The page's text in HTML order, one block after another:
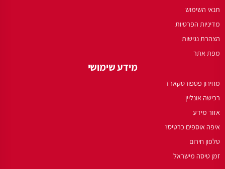
תנאי השימוש
מדיניות הפרטיות
הצהרת נגישות
מפת אתר
מידע שימושי
מחירון פספורטקארד
רכישה אונליין
אזור מידע
איפה אוספים כרטיס?
טלפון חירום
זמן טיסה מישראל